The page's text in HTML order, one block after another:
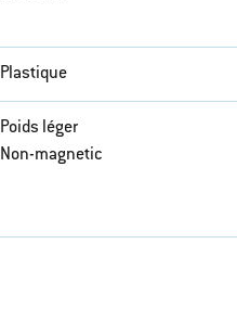
Plastique
Poids léger
Non-magnetic